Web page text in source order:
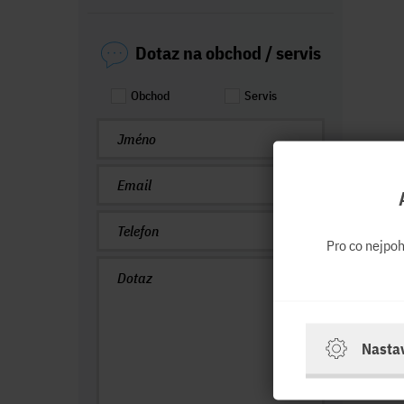
Dotaz na obchod / servis
Obchod Servis
Pro co